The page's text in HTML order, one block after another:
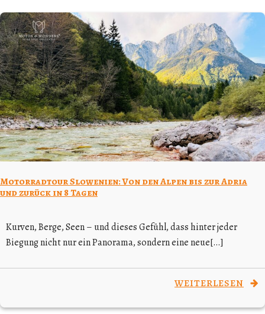
Motorradtour Slowenien: Von den Alpen bis zur Adria
und zurück in 8 Tagen
Kurven, Berge, Seen – und dieses Gefühl, dass hinter jeder
Biegung nicht nur ein Panorama, sondern eine neue[…]
WEITERLESEN